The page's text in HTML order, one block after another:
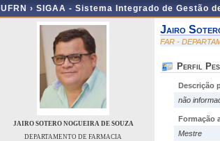
UFRN › SIGAA - Sistema Integrado de Gestão
JAIRO SOTERO NOGUEIRA DE SOUZA
DEPARTAMENTO DE FARMACIA
Jairo
FAR -
Perfil
Descrição
não
Formação
Mestre